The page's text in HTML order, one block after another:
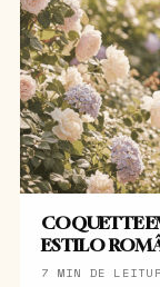
COQUETTE
ESTILO
7 MIN DE